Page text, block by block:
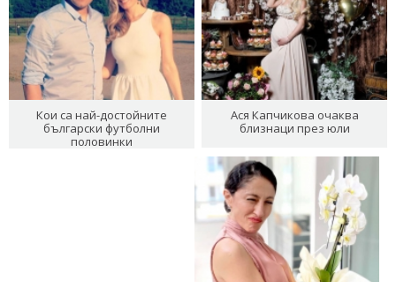
Кои са най-достойните
български футболни
половинки
Ася Капчикова очаква
близнаци през юли